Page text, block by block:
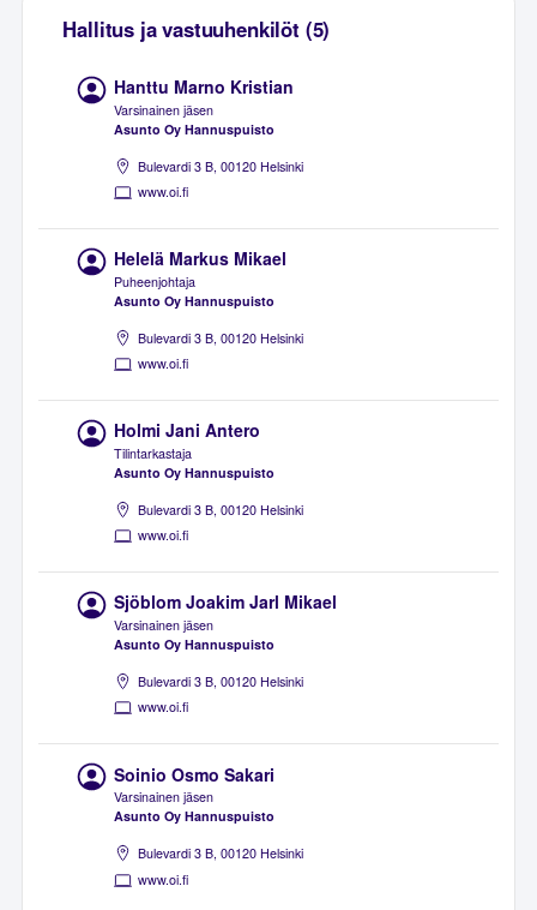
Hallitus ja vastuuhenkilöt (5)
Hanttu Marno Kristian
Varsinainen jäsen
Asunto Oy Hannuspuisto
Bulevardi 3 B, 00120 Helsinki
www.oi.fi
Helelä Markus Mikael
Puheenjohtaja
Asunto Oy Hannuspuisto
Bulevardi 3 B, 00120 Helsinki
www.oi.fi
Holmi Jani Antero
Tilintarkastaja
Asunto Oy Hannuspuisto
Bulevardi 3 B, 00120 Helsinki
www.oi.fi
Sjöblom Joakim Jarl Mikael
Varsinainen jäsen
Asunto Oy Hannuspuisto
Bulevardi 3 B, 00120 Helsinki
www.oi.fi
Soinio Osmo Sakari
Varsinainen jäsen
Asunto Oy Hannuspuisto
Bulevardi 3 B, 00120 Helsinki
www.oi.fi